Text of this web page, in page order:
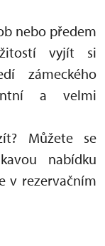
nebo předem
vyjít si
zámeckého
a velmi
Můžete se
nabídku
v rezervačním